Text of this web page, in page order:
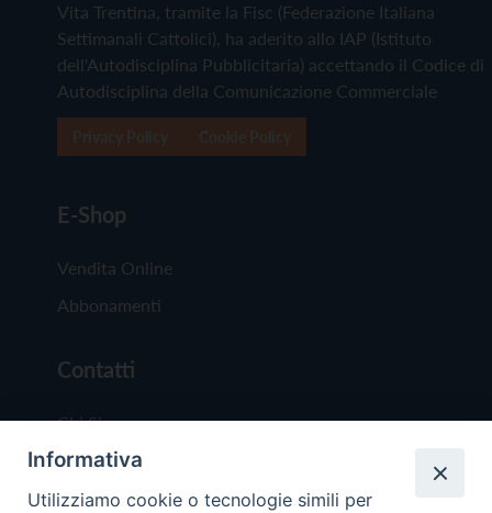
Vita Trentina, tramite la Fisc (Federazione Italiana
Settimanali Cattolici), ha aderito allo IAP (Istituto
dell'Autodisciplina Pubblicitaria) accettando il Codice di
Autodisciplina della Comunicazione Commerciale
E-Shop
Vendita Online
Abbonamenti
Contatti
Chi Siamo
Redazione
Scrivici
Informativa
Utilizziamo cookie o tecnologie simili per